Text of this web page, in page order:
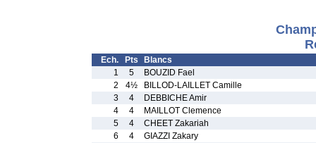
Ech. Pts
Blancs
1
5
BOUZID Fael
2
4½
BILLOD-LAILLET Camille
3
4
DEBBICHE Amir
4
4
MAILLOT Clemence
5
4
CHEET Zakariah
6
4
GIAZZI Zakary